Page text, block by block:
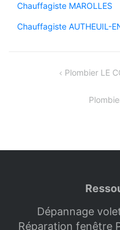
Chauffagiste MAROLLES
Chauffagiste AUTHEUIL-
NavigationPlombier LE
Dépannage
Réparation fenêtre